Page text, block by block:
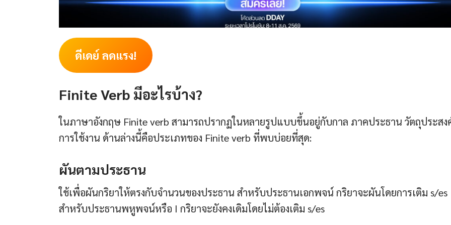
ดีเดย์ ลดแรง!
Finite Verb มีอะไรบ้าง?
ในภาษาอังกฤษ Finite verb สามารถปรากฏในหลายรูปแบบขึ้นอยู่กับกาล ภาคประธาน วัตถุประสง
การใช้งาน ด้านล่างนี้คือประเภทของ Finite verb ที่พบบ่อยที่สุด:
ผันตามประธาน
ใช้เพื่อผันกริยาให้ตรงกับจำนวนของประธาน สำหรับประธานเอกพจน์ กริยาจะผันโดยการเติม s/es
สำหรับประธานพหูพจน์หรือ I กริยาจะยังคงเดิมโดยไม่ต้องเติม s/es